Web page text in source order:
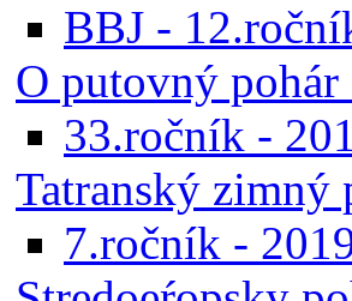
BBJ -
O putovný
33.ročník -
Tatranský zimný
7.ročník -